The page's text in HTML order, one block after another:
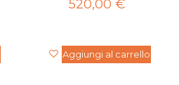
520,00 €
Aggiungi al carrello